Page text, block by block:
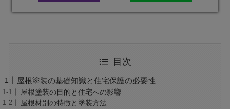
目次
屋根塗装の基礎知識と住宅保護の必要性
屋根塗装の目的と住宅への影響
屋根材別の特徴と塗装方法